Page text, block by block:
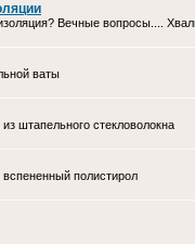
Вечные вопросы....
ваты
штапельного стекловолокна
полистирол